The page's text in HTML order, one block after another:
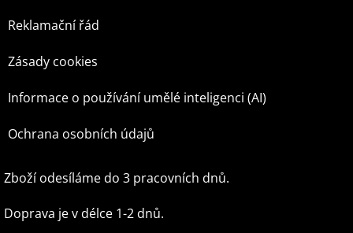
Reklamační řád
Zásady cookies
Informace o používání umělé inteligenci (AI)
Ochrana osobních údajů
Zboží odesíláme do 3 pracovních dnů.
Doprava je v délce 1-2 dnů.